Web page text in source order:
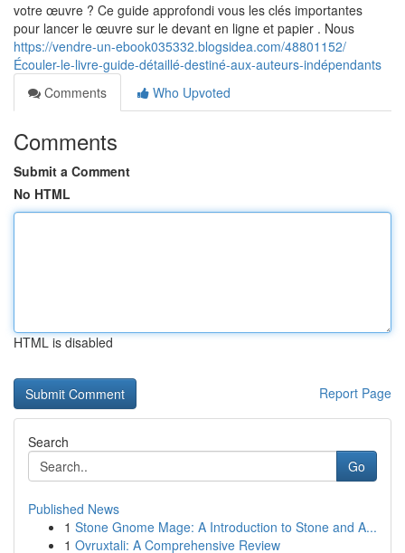
votre œuvre ? Ce guide approfondi vous les clés importantes
pour lancer le œuvre sur le devant en ligne et papier . Nous
https://vendre-un-ebook035332.blogsidea.com/48801152/
Écouler-le-livre-guide-détaillé-destiné-aux-auteurs-indépendants
Comments
Who Upvoted
Comments
Submit a Comment
No HTML
HTML is disabled
Report Page
Search
Go
Published News
1 Stone Gnome Mage: A Introduction to Stone and A...
1 Ovruxtali: A Comprehensive Review